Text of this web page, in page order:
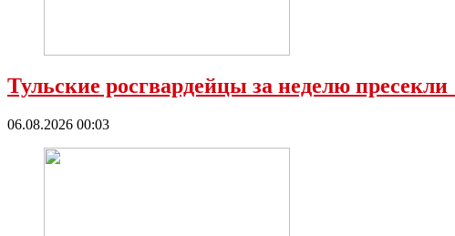
Тульские росгвардейцы за неделю
06.08.2026 00:03